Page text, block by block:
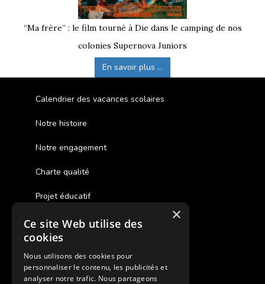
“Ma frère” : le film tourné à Die dans le camping de nos
colonies Supernova Juniors
En savoir plus ...
Calendrier des vacances scolaires
Notre histoire
Notre engagement
Charte qualité
Projet éducatif
Des colonies de vacances inclusives
Assurances annulations
Aides financières pour partir en colonie
×
Ce site Web utilise des
cookies
Nous utilisons des cookies pour
personnaliser le contenu, les publicités et
analyser notre trafic. Nous partageons